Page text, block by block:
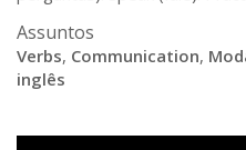
Assuntos
Verbs, Communication,
inglês